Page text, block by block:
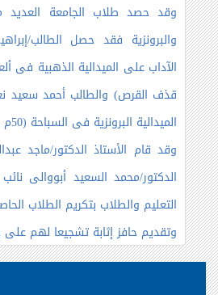
وقد حصد طلاب الجامعة العديد
والبرونزية فقد حصل الطالب/
الآداب على الميدالية الذهبية فى
قذف القرص) والطالب أحمد سعيد
الميدالية البرونزية فى السباحة (50م حرة).
وقد قام الأستاذ الدكتور/ماجد
الدكتور/محمد السعيد أبووالى
التعليم والطلاب بتكريم الطلاب
وتقديم حافز إثابة تشجيعا لهم